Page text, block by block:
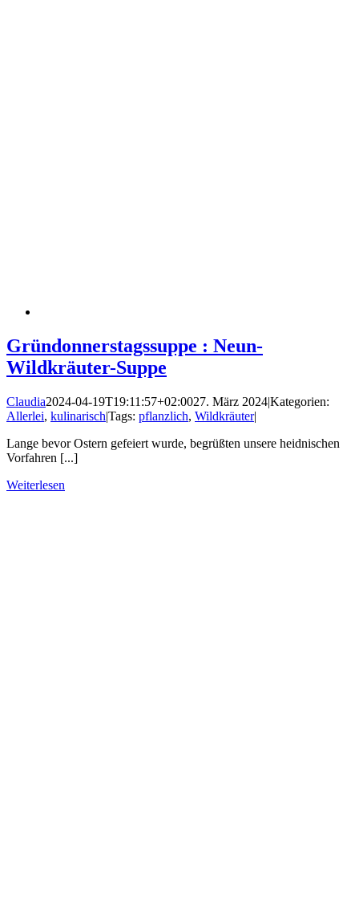
Gründonnerstagssuppe : Neun-
Wildkräuter-Suppe
Claudia2024-04-19T19:11:57+02:0027. März 2024|Kategorien:
Allerlei, kulinarisch|Tags: pflanzlich, Wildkräuter|
Lange bevor Ostern gefeiert wurde, begrüßten unsere heidnischen
Vorfahren [...]
Weiterlesen